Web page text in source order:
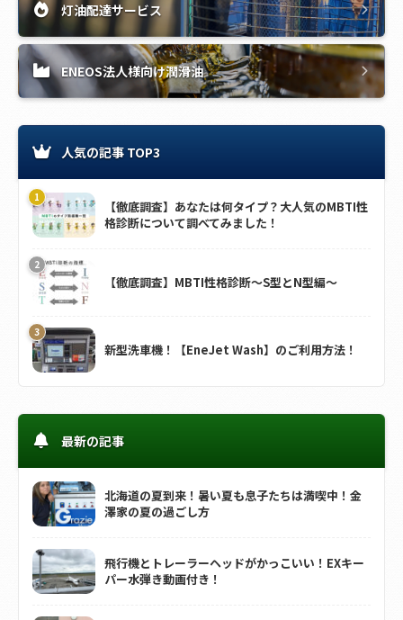
灯油配達サービス
ENEOS法人様向け潤滑油
人気の記事 TOP3
【徹底調査】あなたは何タイプ？大人気のMBTI性
格診断について調べてみました！
【徹底調査】MBTI性格診断～S型とN型編～
新型洗車機！【EneJet Wash】のご利用方法！
最新の記事
北海道の夏到来！暑い夏も息子たちは満喫中！金
澤家の夏の過ごし方
飛行機とトレーラーヘッドがかっこいい！EXキー
パー水弾き動画付き！